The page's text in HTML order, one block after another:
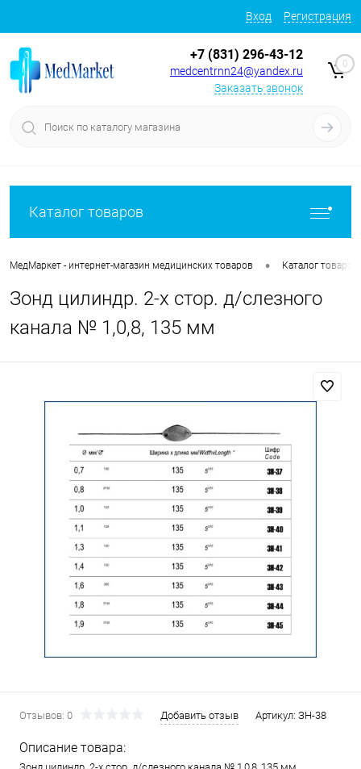
Вход Регистрация
+7 (831) 296-43-12
medcentrnn24@yandex.ru
Заказать звонок
0
Каталог товаров
МедМаркет - интернет-магазин медицинских товаров • Каталог товаров
Зонд цилиндр. 2-х стор. д/слезного
канала № 1,0,8, 135 мм
Отзывов: 0 Добавить отзыв Артикул: ЗН-38
Описание товара: